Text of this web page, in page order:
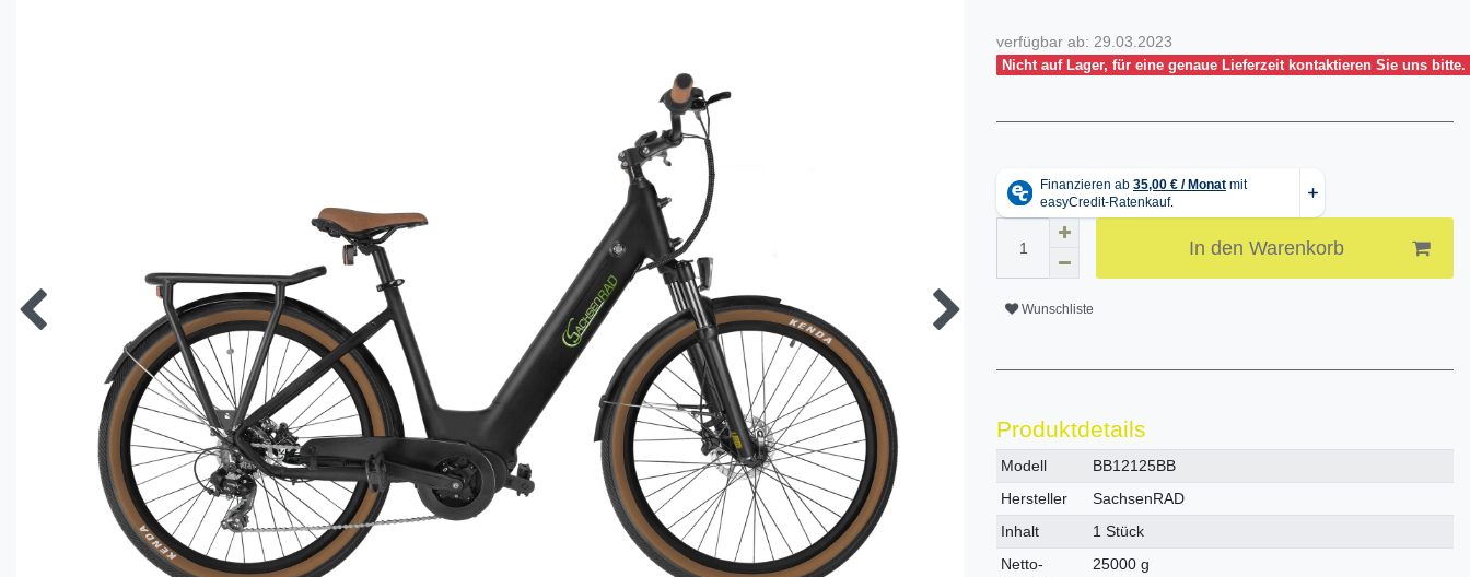
verfügbar ab: 29.03.2023
Nicht auf Lager, für eine genaue Lieferzeit kontaktieren Sie uns bitte.
In den Warenkorb
Wunschliste
Produktdetails
Technisches
Merkmal
Wert
Modell
BB12125BB
Hersteller
SachsenRAD
Inhalt
1 Stück
Netto-
25000 g